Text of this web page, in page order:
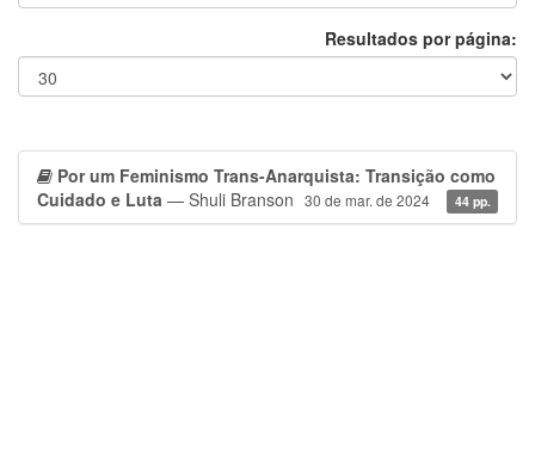
Resultados por página:
Por um Feminismo Trans-Anarquista: Transição como
Cuidado e Luta — Shuli Branson 30 de mar. de 2024 44 pp.